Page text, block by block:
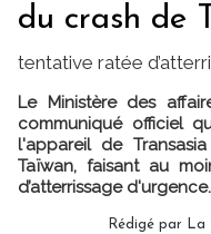
du crash de
tentative ratée
Le Ministère des
communiqué officiel
l'appareil de
Taïwan, faisant au
d’atterrissage d'urgence.
Rédigé par La